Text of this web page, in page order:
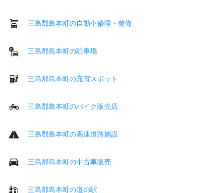
三島郡島本町の自動車修理・整備
三島郡島本町の駐車場
三島郡島本町の充電スポット
三島郡島本町のバイク販売店
三島郡島本町の高速道路施設
三島郡島本町の中古車販売
三島郡島本町の道の駅